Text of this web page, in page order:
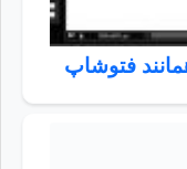
فتوشاپ